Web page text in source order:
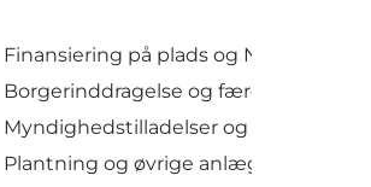
Finansiering på plads og
Borgerinddragelse og færdiggørelse
Myndighedstilladelser og udbud af
Plantning og øvrige anlæg